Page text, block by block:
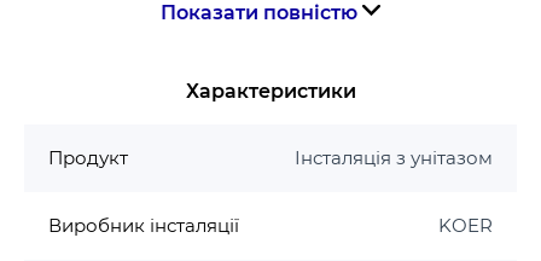
Постійний аналіз споживчого попиту та
дозволяють виробнику у повному обсязі
задовольняти ринкові потреби та на постійній
висока якість та екологічність матеріалів
Показати повністю
Характеристики
Продукт Інсталяція з унітазом
Виробник інсталяції KOER